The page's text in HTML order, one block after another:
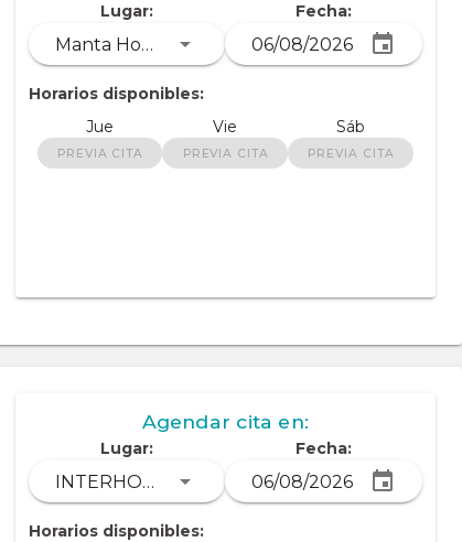
Lugar:
Manta Hospital Center
Fecha:
Horarios disponibles:
Jue
PREVIA CITA
Vie
PREVIA CITA
Sáb
PREVIA CITA
Agendar cita en:
Lugar:
INTERHOSPITAL
Fecha:
Horarios disponibles: